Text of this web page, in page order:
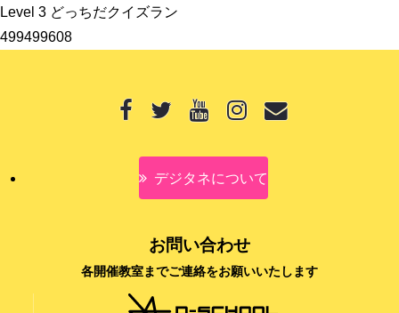
Level 3 どっちだクイズラン
499499608
デジタネについて
お問い合わせ
各開催教室までご連絡をお願いいたします